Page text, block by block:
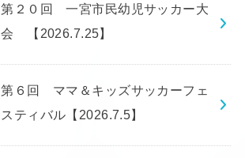
第２０回 一宮市民幼児サッカー大
会 【2026.7.25】
第６回 ママ＆キッズサッカーフェ
スティバル【2026.7.5】